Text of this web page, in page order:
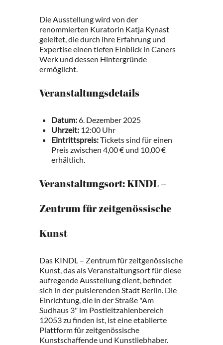
Die Ausstellung wird von der
renommierten Kuratorin Katja Kynast
geleitet, die durch ihre Erfahrung und
Expertise einen tiefen Einblick in Caners
Werk und dessen Hintergründe
ermöglicht.
Veranstaltungsdetails
Datum:6. Dezember 2025
Uhrzeit: 12:00 Uhr
Eintrittspreis:Tickets sind für einen
Preis zwischen 4,00 € und 10,00 €
erhältlich.
Veranstaltungsort: KINDL –
Zentrum für zeitgenössische
Kunst
Das KINDL – Zentrum für zeitgenössische
Kunst, das als Veranstaltungsort für diese
aufregende Ausstellung dient, befindet
sich in der pulsierenden Stadt Berlin. Die
Einrichtung, die in der Straße "Am
Sudhaus 3" im Postleitzahlenbereich
12053 zu finden ist, ist eine etablierte
Plattform für zeitgenössische
Kunstschaffende und Kunstliebhaber.